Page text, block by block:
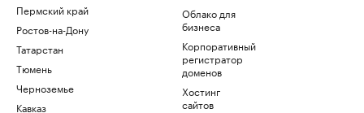
Пермский край
Ростов-на-Дону
Татарстан
Тюмень
Черноземье
Кавказ
Облако для
бизнеса
Корпоративный
регистратор
доменов
Хостинг
сайтов